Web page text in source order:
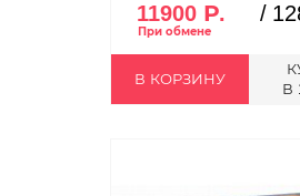
11900 Р. /
В КОРЗИНУ
В